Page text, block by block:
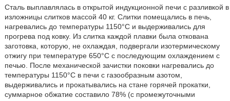
Сталь выплавлялась в открытой индукционной печи с разливкой в
изложницы слитков массой 40 кг. Слитки помещались в печь,
нагревались до температуры 1150°С и выдерживались для
прогрева под ковку. Из слитка каждой плавки была откована
заготовка, которую, не охлаждая, подвергали изотермическому
отжигу при температуре 650°С с последующим охлаждением с
печью. После механической зачистки поковки нагревались до
температуры 1150°С в печи с газообразным азотом,
выдерживались и прокатывались на стане горячей прокатки,
суммарное обжатие составило 78% (с промежуточными